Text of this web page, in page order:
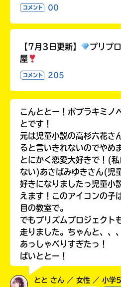
コメント 00
【7月3日更新】 プリプロ
屋
コメント 205
こんととー！ポプラキミノ
とです！
元は児童小説の高杉六花さ
ると言いきれないのでやめ
とにかく恋愛大好きで！(
ない)あさばみゆきさん(児
好きになりましたっ児童小
えます！このアイコンの子
目の教室で。
でもプリズムプロジェクト
走りました。ちゃんと、、
あっしゃべりすぎたっ！
ばいととー！
とと さん ／ 女性 ／ 小学